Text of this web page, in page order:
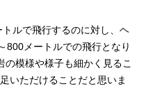
ルで飛行するのに対し、ヘ
800メートルでの飛行となり
の模様や様子も細かく見るこ
いただけることだと思いま